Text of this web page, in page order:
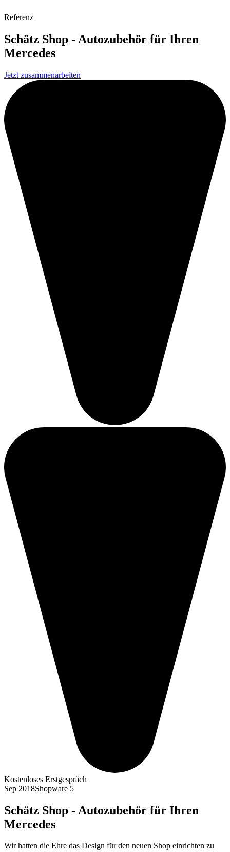
Referenz
Schätz Shop - Autozubehör für Ihren
Mercedes
Jetzt zusammenarbeiten
Kostenloses Erstgespräch
Sep 2018Shopware 5
Schätz Shop - Autozubehör für Ihren
Mercedes
Wir hatten die Ehre das Design für den neuen Shop einrichten zu